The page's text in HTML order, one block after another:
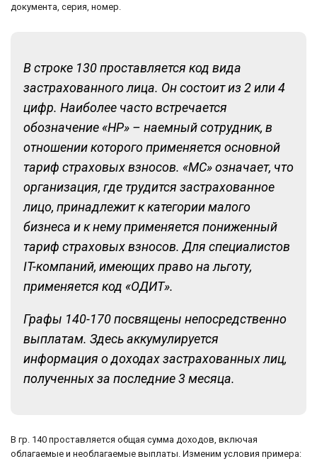
документа, серия, номер.
В строке 130 проставляется код вида
застрахованного лица. Он состоит из 2 или 4
цифр. Наиболее часто встречается
обозначение «НР» – наемный сотрудник, в
отношении которого применяется основной
тариф страховых взносов. «МС» означает, что
организация, где трудится застрахованное
лицо, принадлежит к категории малого
бизнеса и к нему применяется пониженный
тариф страховых взносов. Для специалистов
IT-компаний, имеющих право на льготу,
применяется код «ОДИТ».
Графы 140-170 посвящены непосредственно
выплатам. Здесь аккумулируется
информация о доходах застрахованных лиц,
полученных за последние 3 месяца.
В гр. 140 проставляется общая сумма доходов, включая
облагаемые и необлагаемые выплаты. Изменим условия примера: